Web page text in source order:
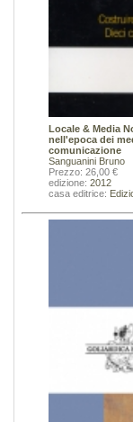
Locale & Media
nell'epoca dei
comunicazione
Sanguanini Bruno
Prezzo: 26,00 €
edizione: 2012
casa editrice: